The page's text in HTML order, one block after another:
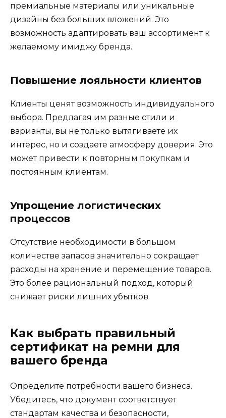
премиальные материалы или уникальные
дизайны без больших вложений. Это
возможность адаптировать ваш ассортимент к
желаемому имиджу бренда.
Повышение лояльности клиентов
Клиенты ценят возможность индивидуального
выбора. Предлагая им разные стили и
варианты, вы не только вытягиваете их
интерес, но и создаете атмосферу доверия. Это
может привести к повторным покупкам и
постоянным клиентам.
Упрощение логистических
процессов
Отсутствие необходимости в большом
количестве запасов значительно сокращает
расходы на хранение и перемещение товаров.
Это более рациональный подход, который
снижает риски лишних убытков.
Как выбрать правильный
сертификат на ремни для
вашего бренда
Определите потребности вашего бизнеса.
Убедитесь, что документ соответствует
стандартам качества и безопасности,